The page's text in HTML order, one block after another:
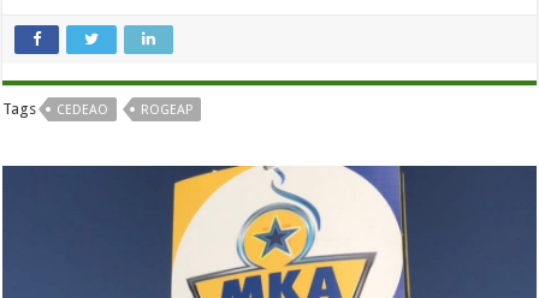
Tags CEDEAO ROGEAP